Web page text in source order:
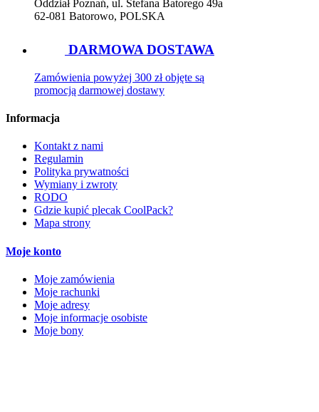
Oddział Poznań, ul. Stefana Batorego 49a
62-081 Batorowo, POLSKA
DARMOWA DOSTAWA
Zamówienia powyżej 300 zł objęte są
promocją darmowej dostawy
Informacja
Kontakt z nami
Regulamin
Polityka prywatności
Wymiany i zwroty
RODO
Gdzie kupić plecak CoolPack?
Mapa strony
Moje konto
Moje zamówienia
Moje rachunki
Moje adresy
Moje informacje osobiste
Moje bony